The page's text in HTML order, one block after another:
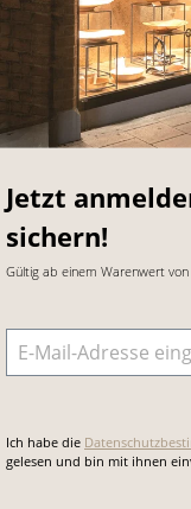
Jetzt
sichern!
Gültig ab einem Warenwert
E-Mail-Adresse
Ich habe die
gelesen und bin mit ihnen